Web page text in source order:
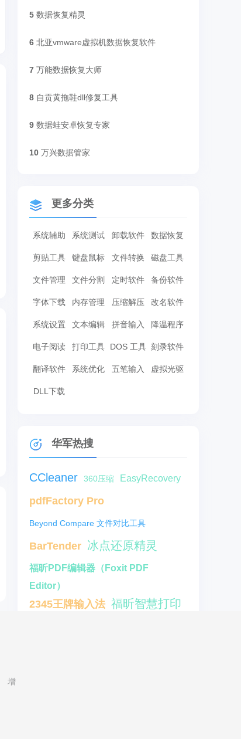
5 数据恢复精灵
6 北亚vmware虚拟机数据恢复软件
7 万能数据恢复大师
8 自贡黄拖鞋dll修复工具
9 数据蛙安卓恢复专家
10 万兴数据管家
更多分类
系统辅助 系统测试 卸载软件 数据恢复
剪贴工具 键盘鼠标 文件转换 磁盘工具
文件管理 文件分割 定时软件 备份软件
字体下载 内存管理 压缩解压 改名软件
系统设置 文本编辑 拼音输入 降温程序
电子阅读 打印工具 DOS 工具 刻录软件
翻译软件 系统优化 五笔输入 虚拟光驱
DLL下载
华军热搜
CCleaner 360压缩 EasyRecovery
pdfFactory Pro
Beyond Compare 文件对比工具
BarTender 冰点还原精灵
福昕PDF编辑器（Foxit PDF
Editor）
2345王牌输入法 福昕智慧打印
增